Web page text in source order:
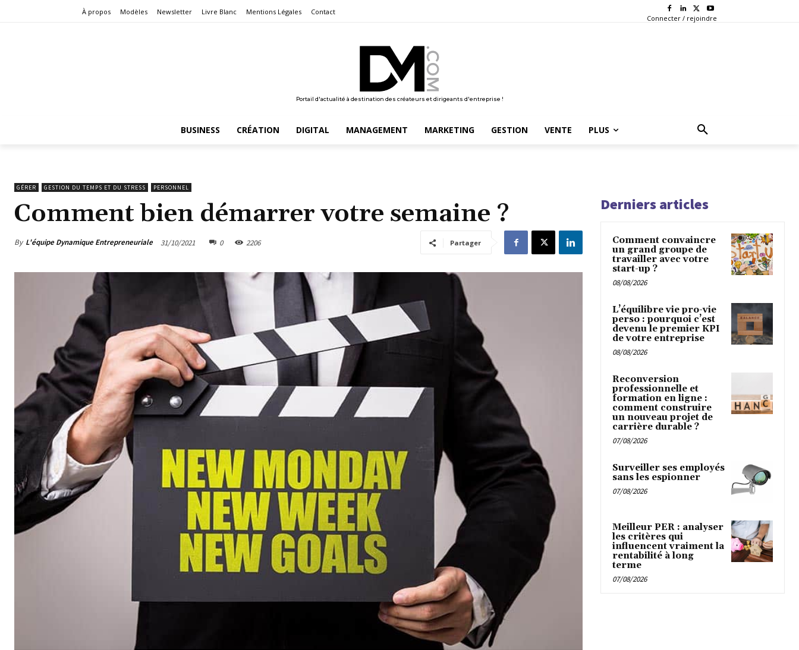
À propos Modèles Newsletter Livre Blanc Mentions Légales Contact
Connecter / rejoindre
Portail d'actualité à destination des créateurs et dirigeants d'entreprise !
BUSINESS CRÉATION DIGITAL MANAGEMENT MARKETING GESTION VENTE PLUS
GÉRER GESTION DU TEMPS ET DU STRESS PERSONNEL
Comment bien démarrer votre semaine ?
By L'équipe Dynamique Entrepreneuriale 31/10/2021 0 2206 Partager
Derniers articles
Comment convaincre
un grand groupe de
travailler avec votre
start-up ?
08/08/2026
L’équilibre vie pro-vie
perso : pourquoi c’est
devenu le premier KPI
de votre entreprise
08/08/2026
Reconversion
professionnelle et
formation en ligne :
comment construire
un nouveau projet de
carrière durable ?
07/08/2026
Surveiller ses employés
sans les espionner
07/08/2026
Meilleur PER : analyser
les critères qui
influencent vraiment la
rentabilité à long
terme
07/08/2026